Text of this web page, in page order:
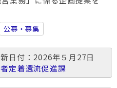
公募・募集
日付：2026年５月27日
定着還流促進課